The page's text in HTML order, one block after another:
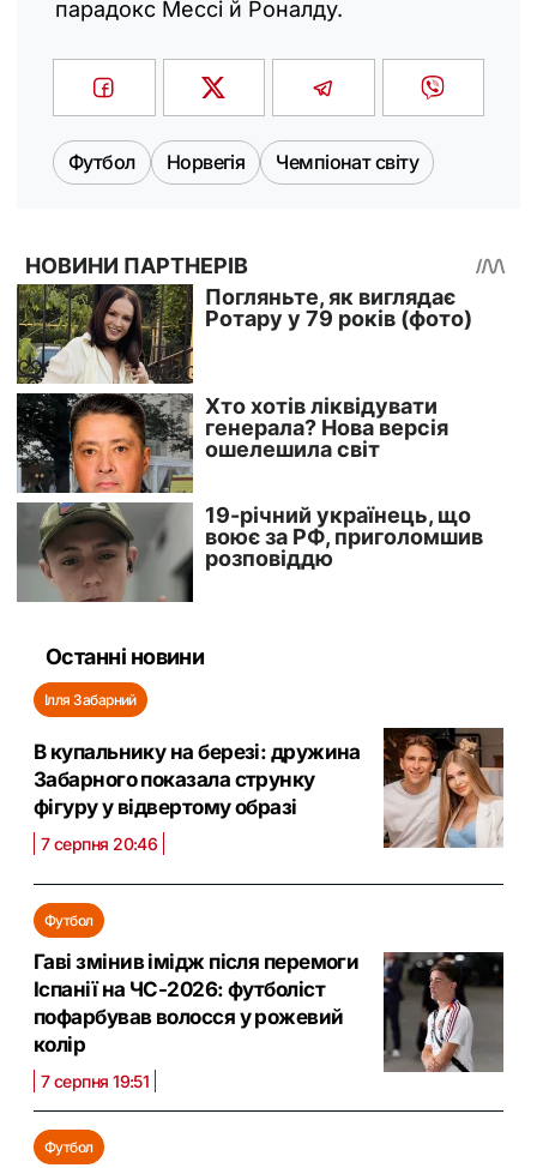
парадокс Мессі й Роналду.
Футбол Норвегія Чемпіонат світу
Останні новини
Ілля Забарний
В купальнику на березі: дружина
Забарного показала струнку
фігуру у відвертому образі
7 серпня 20:46
Футбол
Гаві змінив імідж після перемоги
Іспанії на ЧС-2026: футболіст
пофарбував волосся у рожевий
колір
7 серпня 19:51
Футбол